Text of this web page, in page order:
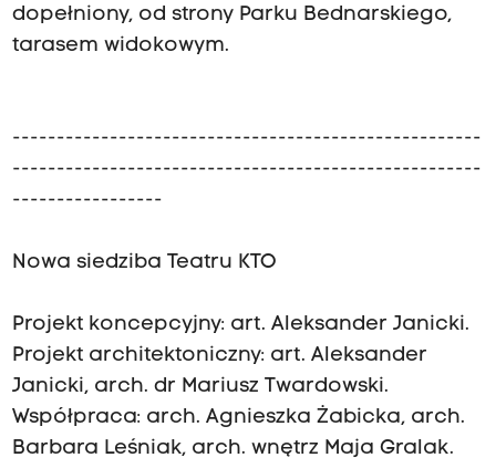
dopełniony, od strony Parku Bednarskiego,
tarasem widokowym.
-----------------------------------------------------
-----------------------------------------------------
-----------------
Nowa siedziba Teatru KTO
Projekt koncepcyjny: art. Aleksander Janicki.
Projekt architektoniczny: art. Aleksander
Janicki, arch. dr Mariusz Twardowski.
Współpraca: arch. Agnieszka Żabicka, arch.
Barbara Leśniak, arch. wnętrz Maja Gralak.